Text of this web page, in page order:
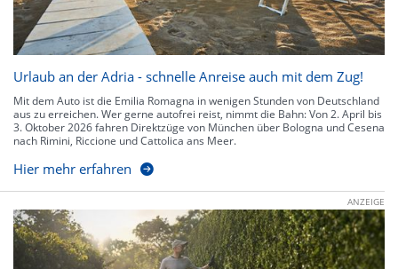
Urlaub an der Adria - schnelle Anreise auch mit dem Zug!
Mit dem Auto ist die Emilia Romagna in wenigen Stunden von Deutschland
aus zu erreichen. Wer gerne autofrei reist, nimmt die Bahn: Von 2. April bis
3. Oktober 2026 fahren Direktzüge von München über Bologna und Cesena
nach Rimini, Riccione und Cattolica ans Meer.
Hier mehr erfahren
ANZEIGE